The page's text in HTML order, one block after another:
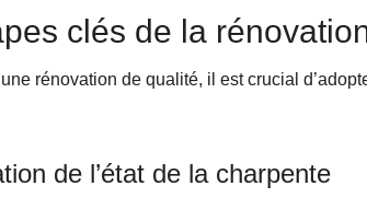
clés de la
rénovation de qualité, il est crucial
de l’état de la charpente